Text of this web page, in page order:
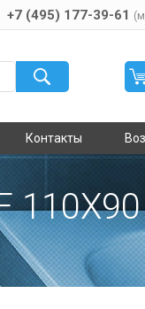
+7 (495) 177-39-61
Контакты